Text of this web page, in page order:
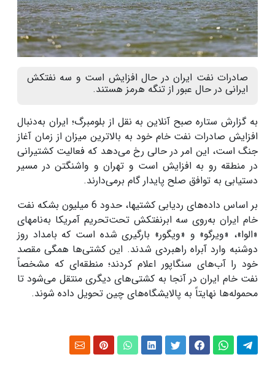
صادرات نفت ایران در حال افزایش است و سه نفتکش
ایرانی در حال عبور از تنگه هرمز هستند.
به گزارش ستاره صبح آنلاین به نقل از بلومبرگ؛ ایران به‌دنبال
افزایش صادرات نفت خام خود به بالاترین میزان از زمان آغاز
جنگ است، این امر در حالی رخ می‌دهد که فعالیت کشتیرانی
در منطقه رو به افزایش است و تهران و واشنگتن در مسیر
دستیابی به توافق صلح پایدار گام برمی‌دارند.
بر اساس داده‌های ردیابی کشتیها، حدود 6 میلیون بشکه نفت
خام ایران به‌روی سه ابرنفتکش تحت‌تحریم آمریکا به‌نامهای
«الوا»، «ویرگو» و «ویگور» بارگیری شده است که بامداد روز
دوشنبه وارد آبراه راهبردی شدند. این کشتی‌ها همگی مقصد
خود را آب‌های سنگاپور اعلام کردند؛ منطقه‌ای که مشخصاً
نفت خام ایران در آنجا به کشتی‌های دیگری منتقل می‌شود تا
محموله‌ها نهایتاً به پالایشگاه‌های چین تحویل داده شوند.